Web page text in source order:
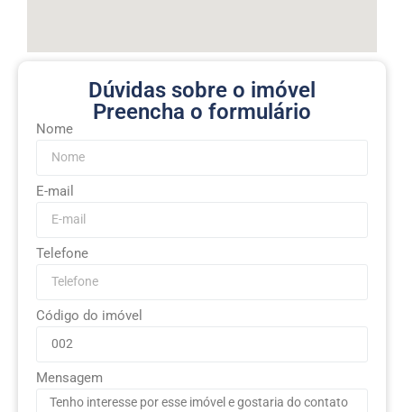
Dúvidas sobre o imóvel
Preencha o formulário
Nome
E-mail
Telefone
Código do imóvel
Mensagem